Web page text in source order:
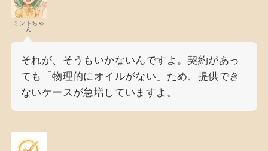
ミントちゃ
ん
それが、そうもいかないんですよ。契約があっ
ても「物理的にオイルがない」ため、提供でき
ないケースが急増していますよ。